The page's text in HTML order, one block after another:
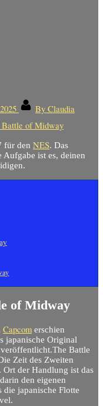
By Claudia
Battle of Midway
für den NES. Das
ist es, deinen
of Midway
Capcom erschien
japanische Original
Battle
Zeit des Zweiten
der Handlung ist das
den eigenen
die japanische Flotte